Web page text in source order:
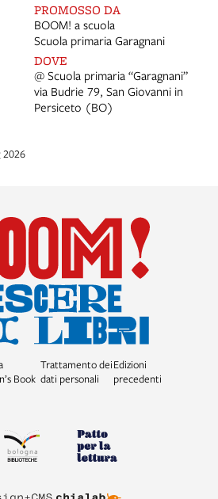
PROMOSSO DA
BOOM! a scuola
Scuola primaria Garagnani
DOVE
@ Scuola primaria “Garagnani”
via Budrie 79, San Giovanni in
Persiceto (BO)
2026
Book
Trattamento dei
dati personali
Edizioni
precedenti